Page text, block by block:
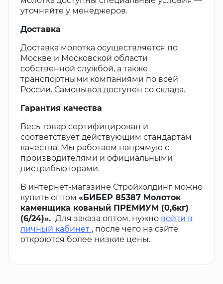
уточняйте у менеджеров.
Доставка
Доставка молотка осуществляется по
Москве и Московской области
собственной службой, а также
транспортными компаниями по всей
России. Самовывоз доступен со склада.
Гарантия качества
Весь товар сертифицирован и
соответствует действующим стандартам
качества. Мы работаем напрямую с
производителями и официальными
дистрибьюторами.
В интернет-магазине Стройхолдинг можно
купить оптом «БИБЕР 85387 Молоток
каменщика кованый ПРЕМИУМ (0,6кг)
(6/24)». Для заказа оптом, нужно войти в
личный кабинет , после чего на сайте
откроются более низкие цены.